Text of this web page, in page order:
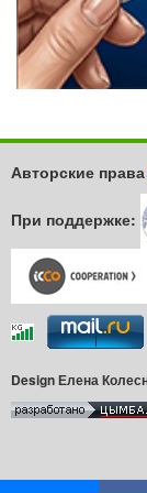
Авторские права
При поддержке:
Design Елена